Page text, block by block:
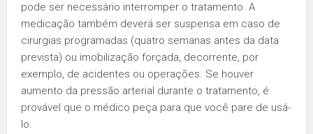
pode ser necessário interromper o tratamento. A
medicação também deverá ser suspensa em caso de
cirurgias programadas (quatro semanas antes da data
prevista) ou imobilização forçada, decorrente, por
exemplo, de acidentes ou operações. Se houver
aumento da pressão arterial durante o tratamento, é
provável que o médico peça para que você pare de usá-
lo.